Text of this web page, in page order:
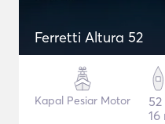
Ferretti Altura 52
Kapal Pesiar Motor
16